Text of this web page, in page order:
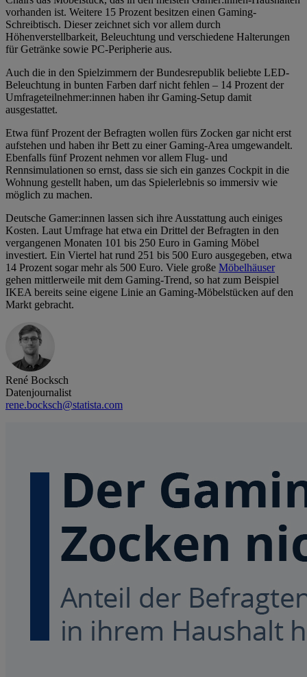
vorhanden ist. Weitere 15 Prozent besitzen einen Gaming-
Schreibtisch. Dieser zeichnet sich vor allem durch
Höhenverstellbarkeit, Beleuchtung und verschiedene Halterungen
für Getränke sowie PC-Peripherie aus.
Auch die in den Spielzimmern der Bundesrepublik beliebte LED-
Beleuchtung in bunten Farben darf nicht fehlen – 14 Prozent der
Umfrageteilnehmer:innen haben ihr Gaming-Setup damit
ausgestattet.
Etwa fünf Prozent der Befragten wollen fürs Zocken gar nicht erst
aufstehen und haben ihr Bett zu einer Gaming-Area umgewandelt.
Ebenfalls fünf Prozent nehmen vor allem Flug- und
Rennsimulationen so ernst, dass sie sich ein ganzes Cockpit in die
Wohnung gestellt haben, um das Spielerlebnis so immersiv wie
möglich zu machen.
Deutsche Gamer:innen lassen sich ihre Ausstattung auch einiges
Kosten. Laut Umfrage hat etwa ein Drittel der Befragten in den
vergangenen Monaten 101 bis 250 Euro in Gaming Möbel
investiert. Ein Viertel hat rund 251 bis 500 Euro ausgegeben, etwa
14 Prozent sogar mehr als 500 Euro. Viele große Möbelhäuser
gehen mittlerweile mit dem Gaming-Trend, so hat zum Beispiel
IKEA bereits seine eigene Linie an Gaming-Möbelstücken auf den
Markt gebracht.
René Bocksch
Datenjournalist
rene.bocksch@statista.com